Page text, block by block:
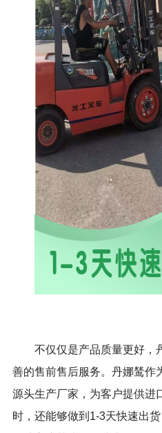
不仅仅是产品质量更好，
善的售前售后服务。丹娜鸶作
源头生产厂家，为客户提供进
时，还能够做到1-3天快速出